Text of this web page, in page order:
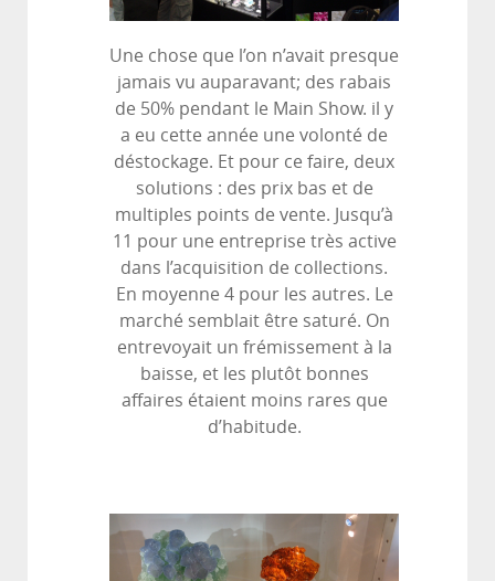
Une chose que l’on n’avait presque
jamais vu auparavant; des rabais
de 50% pendant le Main Show. il y
a eu cette année une volonté de
déstockage. Et pour ce faire, deux
solutions : des prix bas et de
multiples points de vente. Jusqu’à
11 pour une entreprise très active
dans l’acquisition de collections.
En moyenne 4 pour les autres. Le
marché semblait être saturé. On
entrevoyait un frémissement à la
baisse, et les plutôt bonnes
affaires étaient moins rares que
d’habitude.